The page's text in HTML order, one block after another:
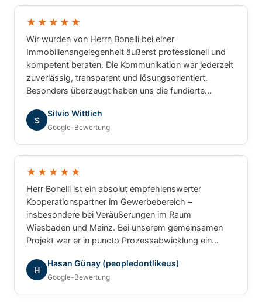
★★★★★
Wir wurden von Herrn Bonelli bei einer
Immobilienangelegenheit äußerst professionell und
kompetent beraten. Die Kommunikation war jederzeit
zuverlässig, transparent und lösungsorientiert.
Besonders überzeugt haben uns die fundierte
Anliegen und das sehr gute Verständnis für die
besonderen Anforderungen. Wir haben uns während
des gesamten Prozesses bestens betreut gefühlt
und können Herrn Bonelli uneingeschränkt
weiterempfehlen. Vielen Dank für die hervorragende
S
Silvio Wittlich
Google-Bewertung
★★★★★
Herr Bonelli ist ein absolut empfehlenswerter
Kooperationspartner im Gewerbebereich –
insbesondere bei Veräußerungen im Raum
Wiesbaden und Mainz. Bei unserem gemeinsamen
Projekt war er in puncto Prozessabwicklung ein
ergebnisorientiert. Für gewerbliche Transaktionen
würde ich jederzeit wieder mit ihm
zusammenarbeiten.
H
Hasan Günay (peopledontlikeus)
Google-Bewertung